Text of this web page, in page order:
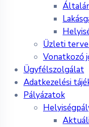
Üzleti
Vonatkozó
Ügyfélszolgálat
Adatkezelési
Pályázatok